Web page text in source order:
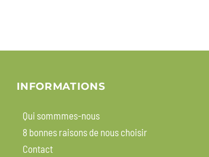
INFORMATIONS
Qui sommmes-nous
8 bonnes raisons de nous choisir
Contact